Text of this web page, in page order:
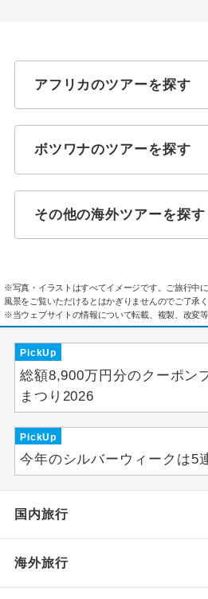
アフリカのツアーを探す
ボツワナのツアーを探す
その他の海外ツアーを探す
※写真・イラストはすべてイメージです。ご旅行中
風景をご覧いただけるとはかぎりませんのでご了承く
※当ウェブサイトの情報について転載、複製、改変等
PickUp
総額8,900万円分のクーポン
まつり2026
PickUp
今年のシルバーウィークは5
国内旅行
海外旅行